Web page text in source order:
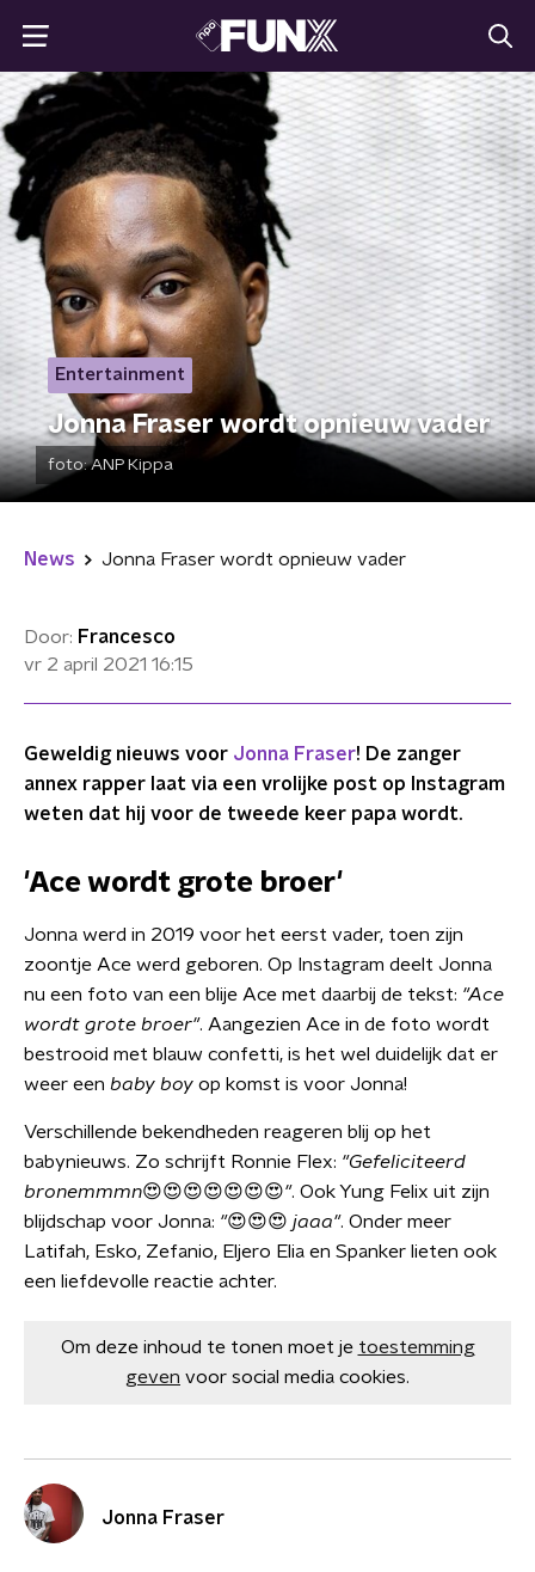
Entertainment
Jonna Fraser wordt opnieuw vader
foto:ANP Kippa
News Jonna Fraser wordt opnieuw vader
Door: Francesco
vr 2 april 2021 16:15
Geweldig nieuws voor Jonna Fraser! De zanger
annex rapper laat via een vrolijke post op Instagram
weten dat hij voor de tweede keer papa wordt.
'Ace wordt grote broer'
Jonna werd in 2019 voor het eerst vader, toen zijn
zoontje Ace werd geboren. Op Instagram deelt Jonna
nu een foto van een blije Ace met daarbij de tekst: "Ace
wordt grote broer". Aangezien Ace in de foto wordt
bestrooid met blauw confetti, is het wel duidelijk dat er
weer een baby boy op komst is voor Jonna!
Verschillende bekendheden reageren blij op het
babynieuws. Zo schrijft Ronnie Flex: "Gefeliciteerd
bronemmmn😍😍😍😍😍😍😍". Ook Yung Felix uit zijn
blijdschap voor Jonna: "😍😍😍 jaaa". Onder meer
Latifah, Esko, Zefanio, Eljero Elia en Spanker lieten ook
een liefdevolle reactie achter.
Om deze inhoud te tonen moet je toestemming
geven voor social media cookies.
Jonna Fraser